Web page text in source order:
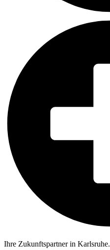
Ihre Zukunftspartner in Karlsruhe.